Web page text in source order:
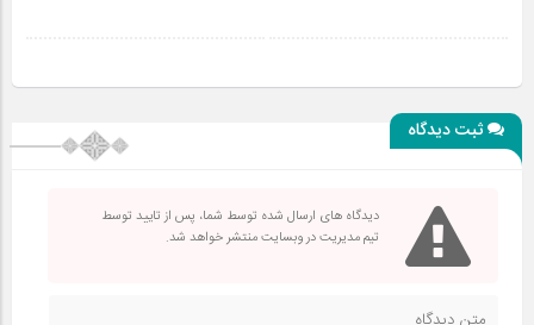
ثبت دیدگاه
دیدگاه های ارسال شده توسط شما، پس از تایید توسط
تیم مدیریت در وبسایت منتشر خواهد شد.